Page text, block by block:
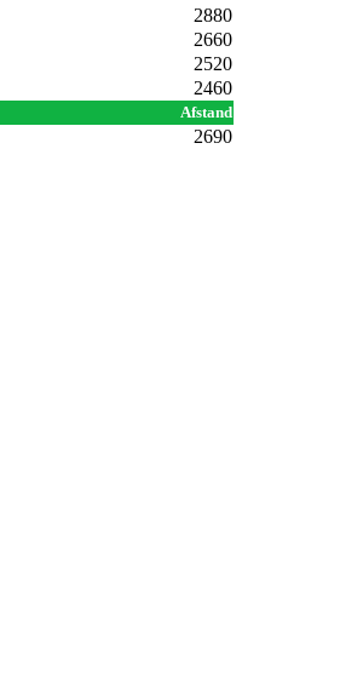
2880
2660
2520
2460
Afstand
2690